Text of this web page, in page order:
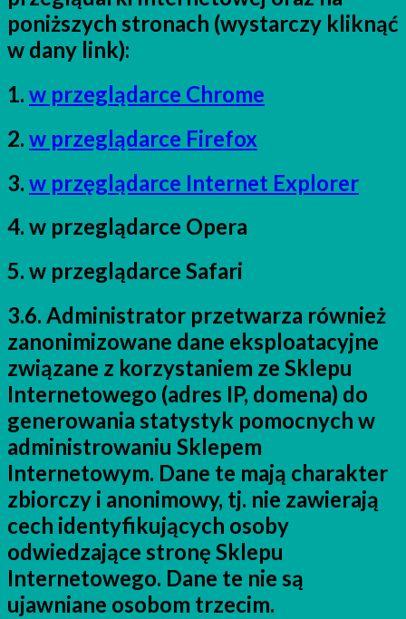
poniższych stronach (wystarczy kliknąć
w dany link):
1. w przeglądarce Chrome
2. w przeglądarce Firefox
3. w przęglądarce Internet Explorer
4. w przeglądarce Opera
5. w przeglądarce Safari
3.6. Administrator przetwarza również
zanonimizowane dane eksploatacyjne
związane z korzystaniem ze Sklepu
Internetowego (adres IP, domena) do
generowania statystyk pomocnych w
administrowaniu Sklepem
Internetowym. Dane te mają charakter
zbiorczy i anonimowy, tj. nie zawierają
cech identyfikujących osoby
odwiedzające stronę Sklepu
Internetowego. Dane te nie są
ujawniane osobom trzecim.